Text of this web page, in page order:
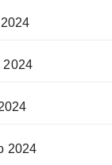
2024
2024